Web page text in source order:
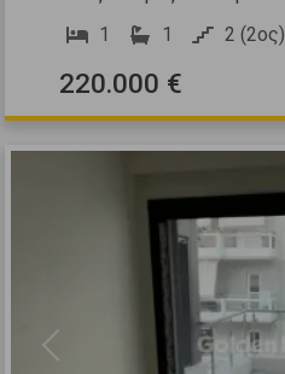
1
1 2 (2ος)
220.000 €
Previous